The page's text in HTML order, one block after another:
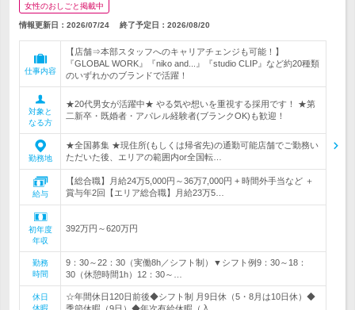
女性のおしごと掲載中
情報更新日：2026/07/24 終了予定日： 2026/08/20
仕事内容
【店舗⇒本部スタッフへのキャリアチェンジも可能！】
『GLOBAL WORK』『niko and...』『studio CLIP』など約20種類
のいずれかのブランドで活躍！
対象と
なる方
★20代男女が活躍中★ やる気や想いを重視する採用です！ ★第
二新卒・既婚者・アパレル経験者(ブランクOK)も歓迎！
勤務地
★全国募集 ★現住所(もしくは帰省先)の通勤可能店舗でご勤務い
ただいた後、エリアの範囲内or全国転…
給与
【総合職】月給24万5,000円～36万7,000円 + 時間外手当など ＋
賞与年2回【エリア総合職】月給23万5…
初年度
年収
392万円～620万円
勤務
時間
9：30～22：30（実働8h／シフト制）▼シフト例9：30～18：
30（休憩時間1h）12：30～…
休日
休暇
☆年間休日120日前後◆シフト制 月9日休（5・8月は10日休）◆